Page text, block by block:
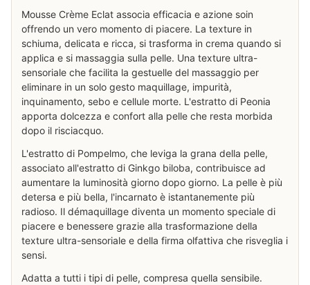
Mousse Crème Eclat associa efficacia e azione soin
offrendo un vero momento di piacere. La texture in
schiuma, delicata e ricca, si trasforma in crema quando si
applica e si massaggia sulla pelle. Una texture ultra-
sensoriale che facilita la gestuelle del massaggio per
eliminare in un solo gesto maquillage, impurità,
inquinamento, sebo e cellule morte. L'estratto di Peonia
apporta dolcezza e confort alla pelle che resta morbida
dopo il risciacquo.
L'estratto di Pompelmo, che leviga la grana della pelle,
associato all'estratto di Ginkgo biloba, contribuisce ad
aumentare la luminosità giorno dopo giorno. La pelle è più
detersa e più bella, l'incarnato è istantanemente più
radioso. Il démaquillage diventa un momento speciale di
piacere e benessere grazie alla trasformazione della
texture ultra-sensoriale e della firma olfattiva che risveglia i
sensi.
Adatta a tutti i tipi di pelle, compresa quella sensibile.